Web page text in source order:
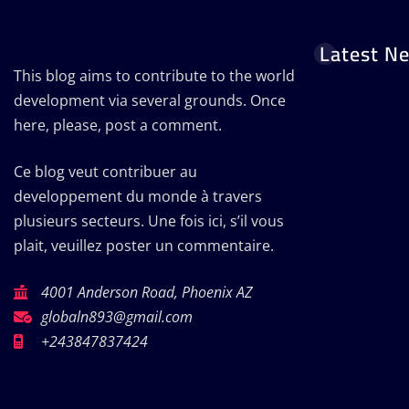
This blog aims to contribute to the world
development via several grounds. Once
here, please, post a comment.
Ce blog veut contribuer au
developpement du monde à travers
plusieurs secteurs. Une fois ici, s’il vous
plait, veuillez poster un commentaire.
4001 Anderson Road, Phoenix AZ
globaln893@gmail.com
+243847837424
Latest